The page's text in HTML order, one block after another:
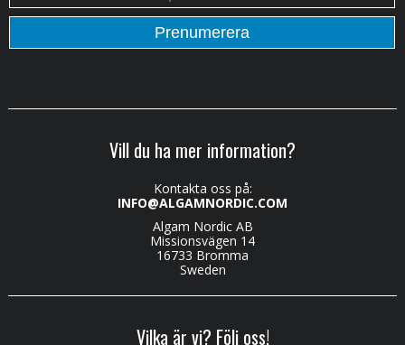
Vill du ha mer information?
Kontakta oss på:
INFO@ALGAMNORDIC.COM
Algam Nordic AB
Missionsvägen 14
16733 Bromma
Sweden
Vilka är vi? Följ oss!